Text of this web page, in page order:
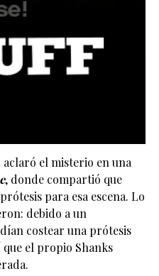
aclaró el misterio en una
, donde compartió que
para esa escena. Lo
debido a un
costear una prótesis
que el propio Shanks